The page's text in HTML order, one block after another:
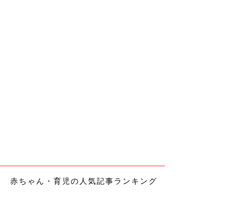
赤ちゃん・育児の人気記事ランキング